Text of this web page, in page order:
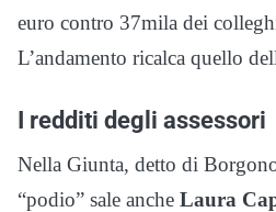
euro contro 37mila dei
L’andamento ricalca quello
I redditi degli assessori
Nella Giunta, detto di
“podio” sale anche Laura